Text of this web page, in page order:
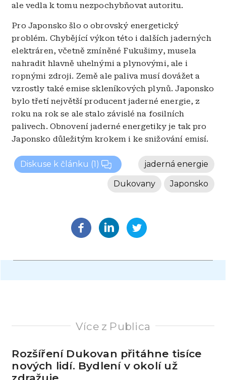
ale vedla k tomu nezpochybňovat autoritu.
Pro Japonsko šlo o obrovský energetický
problém. Chybějící výkon této i dalších jaderných
elektráren, včetně zmíněné Fukušimy, musela
nahradit hlavně uhelnými a plynovými, ale i
ropnými zdroji. Země ale paliva musí dovážet a
vzrostly také emise skleníkových plynů. Japonsko
bylo třetí největší producent jaderné energie, z
roku na rok se ale stalo závislé na fosilních
palivech. Obnovení jaderné energetiky je tak pro
Japonsko důležitým krokem i ke snižování emisí.
Diskuse k článku (1) jaderná energie
Japonsko
Dukovany
Více z Publica
Rozšíření Dukovan přitáhne tisíce
nových lidí. Bydlení v okolí už